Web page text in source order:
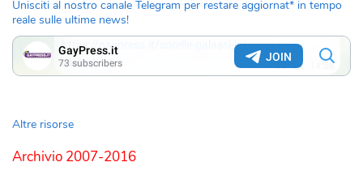
Unisciti al nostro canale Telegram per restare aggiornat* in tempo
reale sulle ultime news!
Altre risorse
Archivio 2007-2016